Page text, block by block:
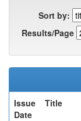
Sort by:
Results/Page
Issue
Date
Title